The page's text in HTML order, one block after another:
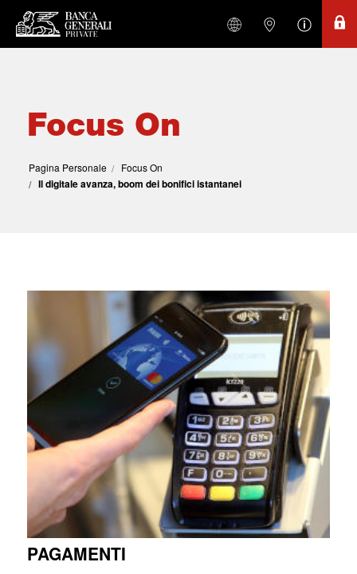
Focus On
Pagina Personale Focus On
Il digitale avanza, boom dei bonifici istantanei
PAGAMENTI